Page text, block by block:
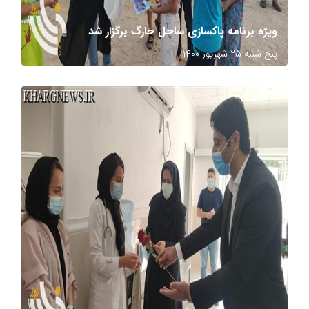
ویژه برنامه پاکسازی ساحل خارگ برگزار شد
پنج شنبه ۲۵ شهریور ۱۴۰۰
عکاس: مرتضی زنگنه